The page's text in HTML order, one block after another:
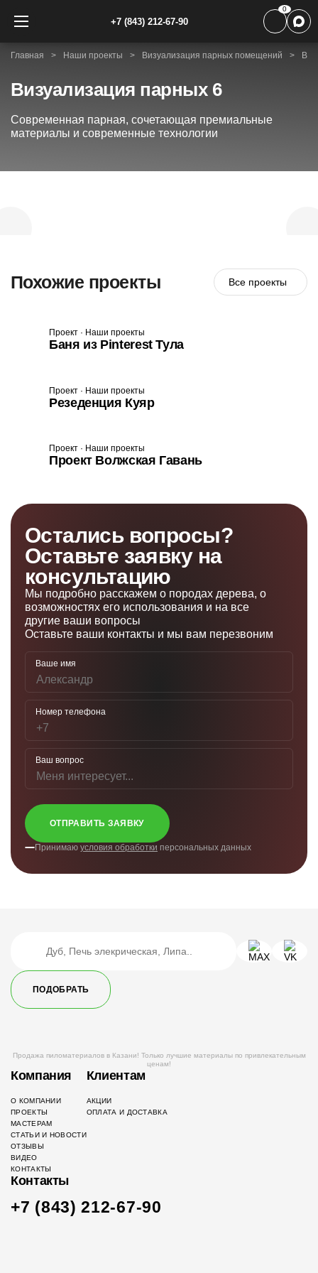
+7 (843) 212-67-90
0
Главная Наши проекты Визуализация парных помещений
Визуализация парных 6
Современная парная, сочетающая премиальные
материалы и современные технологии
Похожие проекты Все проекты
Проект · Наши проекты
Баня из Pinterest Тула
Проект · Наши проекты
Резеденция Куяр
Проект · Наши проекты
Проект Волжская Гавань
Остались вопросы?
Оставьте заявку на
консультацию
Мы подробно расскажем о породах дерева, о
возможностях его использования и на все
другие ваши вопросы
Оставьте ваши контакты и мы вам перезвоним
Ваше имя
Номер телефона
Ваш вопрос
ОТПРАВИТЬ ЗАЯВКУ
Принимаю условия обработки персональных данных
ПОДОБРАТЬ
Продажа пиломатериалов в Казани! Только лучшие материалы по привлекательным
ценам!
Компания
О КОМПАНИИ
ПРОЕКТЫ
МАСТЕРАМ
СТАТЬИ И НОВОСТИ
ОТЗЫВЫ
ВИДЕО
КОНТАКТЫ
Клиентам
АКЦИИ
ОПЛАТА И ДОСТАВКА
Контакты
+7 (843) 212-67-90